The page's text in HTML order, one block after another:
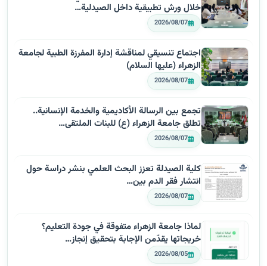
خلال ورش تطبيقية داخل الصيدلية…
2026/08/07
اجتماع تنسيقي لمناقشة إدارة المفرزة الطبية لجامعة
الزهراء (عليها السلام)
2026/08/07
تجمع بين الرسالة الأكاديمية والخدمة الإنسانية..
تطلق جامعة الزهراء (ع) للبنات الملتقى…
2026/08/07
كلية الصيدلة تعزز البحث العلمي بنشر دراسة حول
انتشار فقر الدم بين…
2026/08/07
لماذا جامعة الزهراء متفوقة في جودة التعليم؟
خريجاتها يقدّمن الإجابة بتحقيق إنجاز…
2026/08/05